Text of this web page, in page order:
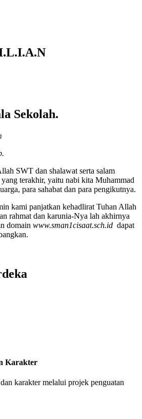
Sekolah.
SWT dan shalawat serta salam
yang terakhir, yaitu nabi kita Muhammad
para sahabat dan para pengikutnya.
kami panjatkan kehadlirat Tuhan Allah
rahmat dan karunia-Nya lah akhirnya
domain www.sman1cisaat.sch.id dapat
Karakter
karakter melalui projek penguatan